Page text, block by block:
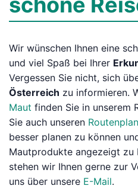
Wir wünschen Ihnen eine
und viel Spaß bei Ihrer
Vergessen Sie nicht, sich
Österreich zu informieren.
Maut finden Sie in unserem
Sie auch unseren
besser planen zu können
Mautprodukte angezeigt zu
stehen wir Ihnen gerne zur
uns über unsere E-Mail.